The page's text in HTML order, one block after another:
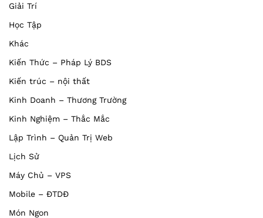
Giải Trí
Học Tập
Khác
Kiến Thức – Pháp Lý BDS
Kiến trúc – nội thất
Kinh Doanh – Thương Trường
Kinh Nghiệm – Thắc Mắc
Lập Trình – Quản Trị Web
Lịch Sử
Máy Chủ – VPS
Mobile – ĐTDĐ
Món Ngon